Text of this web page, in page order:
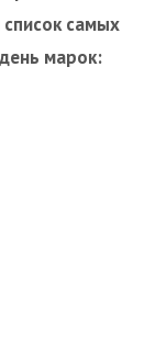
самых
марок: